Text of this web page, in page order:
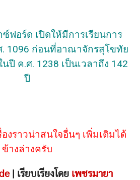
ฟอร์ด เปิดให้มีการเรียนการ
1096 ก่อนที่อาณาจักรสุโขทัย
ปี ค.ศ. 1238 เป็นเวลาถึง 142
ปี
งราวน่าสนใจอื่นๆ เพิ่มเติมได้
ข้างล่างครับ
| เรียบเรียงโดย เพชรมายา